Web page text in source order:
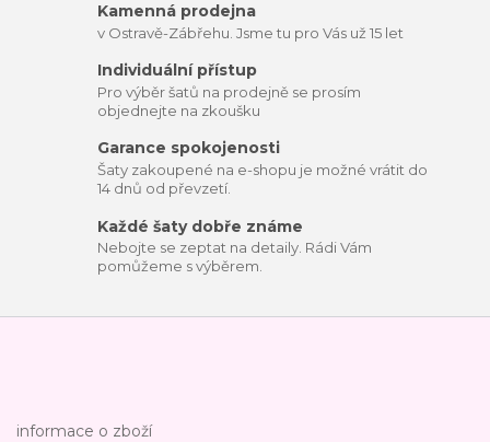
Kamenná prodejna
v Ostravě-Zábřehu. Jsme tu pro Vás už 15 let
Individuální přístup
Pro výběr šatů na prodejně se prosím
objednejte na zkoušku
Garance spokojenosti
Šaty zakoupené na e-shopu je možné vrátit do
14 dnů od převzetí.
Každé šaty dobře známe
Nebojte se zeptat na detaily. Rádi Vám
pomůžeme s výběrem.
informace o zboží